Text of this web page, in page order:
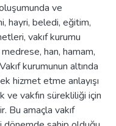
ve
hayri, beledi, eğitim,
vakıf kurumu
han, hamam,
kurumunun altında
hizmet etme anlayışı
ve vakfın sürekliliği için
Bu amaçla vakıf